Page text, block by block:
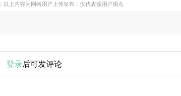
以上内容为网络用户上传发布，仅代表该用户观点
登录后可发评论